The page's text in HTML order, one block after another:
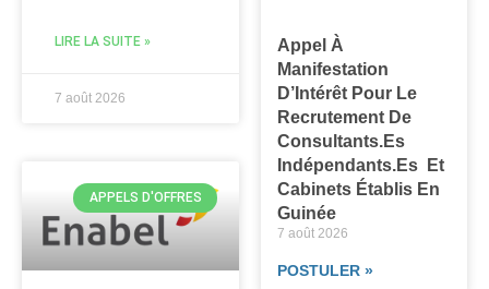
LIRE LA SUITE »
7 août 2026
APPELS D'OFFRES
Appel À
Manifestation
D’Intérêt Pour Le
Recrutement De
Consultants.es
Indépendants.es Et
Cabinets Établis En
Guinée
7 août 2026
POSTULER »